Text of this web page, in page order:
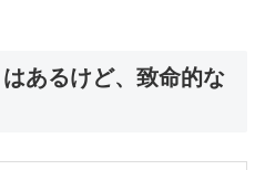
あるけど、致命的な